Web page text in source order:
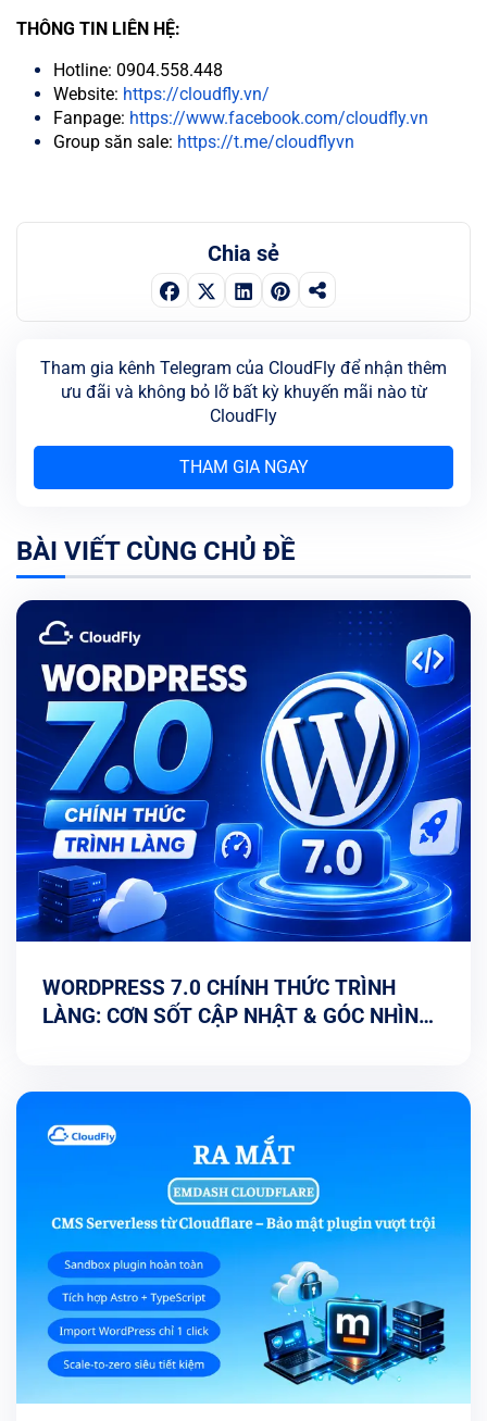
THÔNG TIN LIÊN HỆ:
Hotline: 0904.558.448
Website: https://cloudfly.vn/
Fanpage: https://www.facebook.com/cloudfly.vn
Group săn sale: https://t.me/cloudflyvn
Chia sẻ
Tham gia kênh Telegram của CloudFly để nhận thêm
ưu đãi và không bỏ lỡ bất kỳ khuyến mãi nào từ
CloudFly
THAM GIA NGAY
BÀI VIẾT CÙNG CHỦ ĐỀ
WORDPRESS 7.0 CHÍNH THỨC TRÌNH
LÀNG: CƠN SỐT CẬP NHẬT & GÓC NHÌN